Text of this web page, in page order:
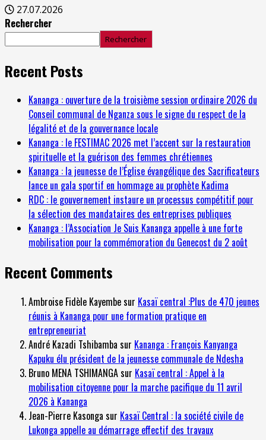
27.07.2026
Rechercher
Rechercher
Recent Posts
Kananga : ouverture de la troisième session ordinaire 2026 du
Conseil communal de Nganza sous le signe du respect de la
légalité et de la gouvernance locale
Kananga : le FESTIMAC 2026 met l’accent sur la restauration
spirituelle et la guérison des femmes chrétiennes
Kananga : la jeunesse de l’Église évangélique des Sacrificateurs
lance un gala sportif en hommage au prophète Kadima
RDC : le gouvernement instaure un processus compétitif pour
la sélection des mandataires des entreprises publiques
Kananga : l’Association Je Suis Kananga appelle à une forte
mobilisation pour la commémoration du Genecost du 2 août
Recent Comments
Ambroise Fidèle Kayembesur Kasaï central :Plus de 470 jeunes
réunis à Kananga pour une formation pratique en
entrepreneuriat
André Kazadi Tshibamba sur Kananga : François Kanyanga
Kapuku élu président de la jeunesse communale de Ndesha
Bruno MENA TSHIMANGAsur Kasaï central : Appel à la
mobilisation citoyenne pour la marche pacifique du 11 avril
2026 à Kananga
Jean-Pierre Kasonga sur Kasaï Central : la société civile de
Lukonga appelle au démarrage effectif des travaux